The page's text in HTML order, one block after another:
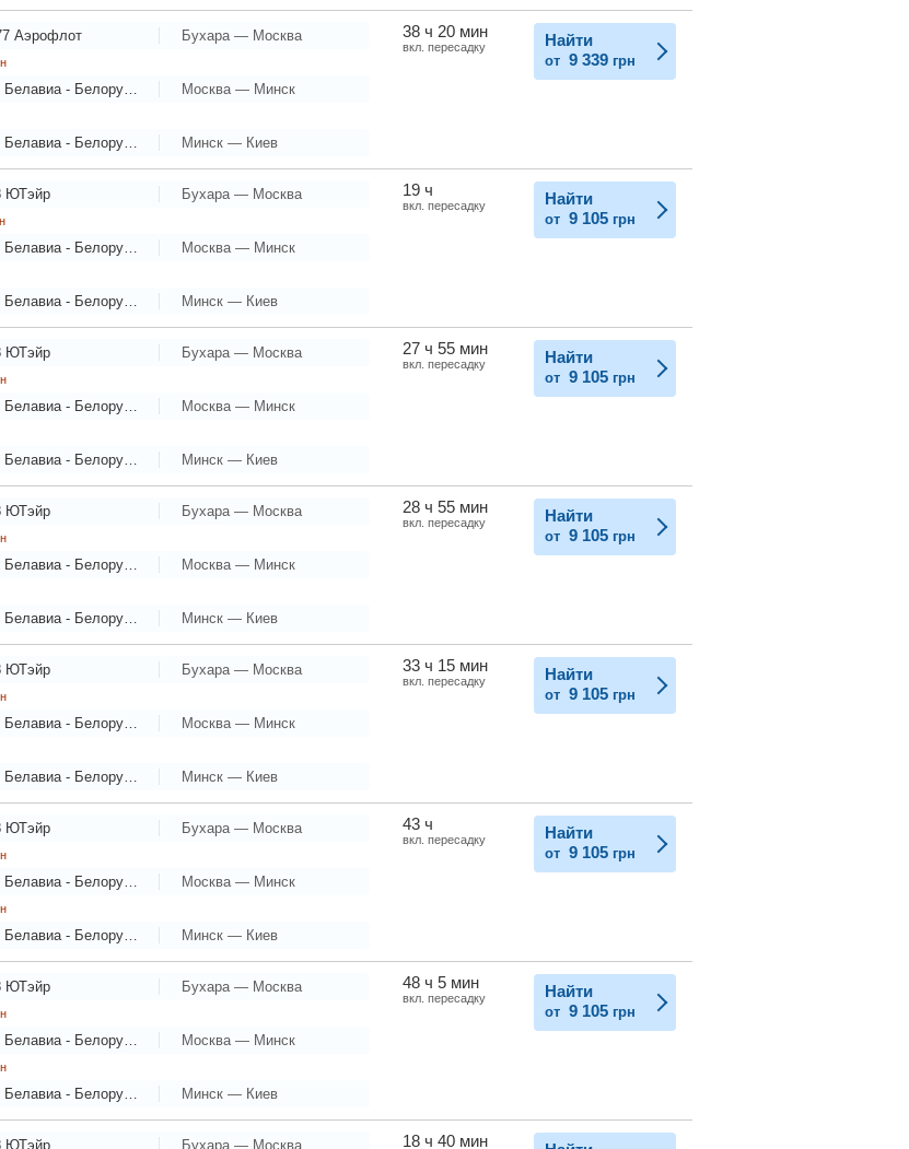
Аэрофлот Бухара — Москва
Белавиа - Белорусские авиалинии Москва — Минск
Белавиа - Белорусские авиалинии Минск — Киев
38 ч 20 мин
вкл. пересадку Найти
от 9 339 грн
ЮТэйр Бухара — Москва
Белавиа - Белорусские авиалинии Москва — Минск
Белавиа - Белорусские авиалинии Минск — Киев
19 ч
вкл. пересадку Найти
от 9 105 грн
ЮТэйр Бухара — Москва
Белавиа - Белорусские авиалинии Москва — Минск
Белавиа - Белорусские авиалинии Минск — Киев
27 ч 55 мин
вкл. пересадку Найти
от 9 105 грн
ЮТэйр Бухара — Москва
Белавиа - Белорусские авиалинии Москва — Минск
Белавиа - Белорусские авиалинии Минск — Киев
28 ч 55 мин
вкл. пересадку Найти
от 9 105 грн
ЮТэйр Бухара — Москва
Белавиа - Белорусские авиалинии Москва — Минск
Белавиа - Белорусские авиалинии Минск — Киев
33 ч 15 мин
вкл. пересадку Найти
от 9 105 грн
ЮТэйр Бухара — Москва
Белавиа - Белорусские авиалинии Москва — Минск
Белавиа - Белорусские авиалинии Минск — Киев
43 ч
вкл. пересадку Найти
от 9 105 грн
ЮТэйр Бухара — Москва
Белавиа - Белорусские авиалинии Москва — Минск
Белавиа - Белорусские авиалинии Минск — Киев
48 ч 5 мин
вкл. пересадку Найти
от 9 105 грн
ЮТэйр Бухара — Москва 18 ч 40 мин